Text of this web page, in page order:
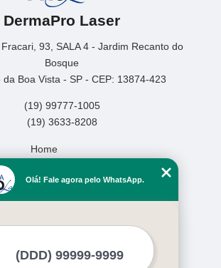
DermaPro Laser
93, SALA 4 - Jardim Recanto do
Bosque
da Boa Vista - SP - CEP: 13874-423
(19) 99777-1005
(19) 3633-8208
Home
Missão
Olá! Fale agora pelo WhatsApp.